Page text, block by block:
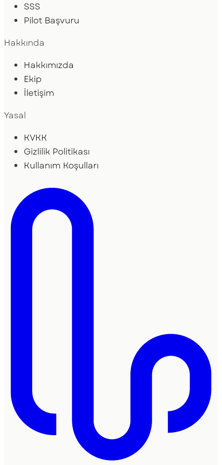
SSS
Pilot Başvuru
Hakkında
Hakkımızda
Ekip
İletişim
Yasal
KVKK
Gizlilik Politikası
Kullanım Koşulları